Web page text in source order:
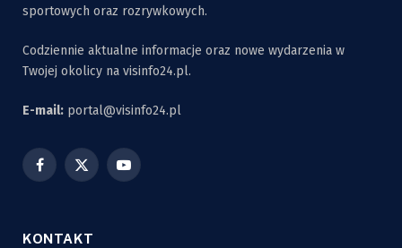
sportowych oraz rozrywkowych.
Codziennie aktualne informacje oraz nowe wydarzenia w
Twojej okolicy na visinfo24.pl.
E-mail: portal@visinfo24.pl
Facebook
X
YouTube
KONTAKT